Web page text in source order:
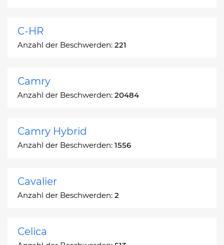
C-HR
Anzahl der Beschwerden: 221
Camry
Anzahl der Beschwerden: 20484
Camry Hybrid
Anzahl der Beschwerden: 1556
Cavalier
Anzahl der Beschwerden: 2
Celica